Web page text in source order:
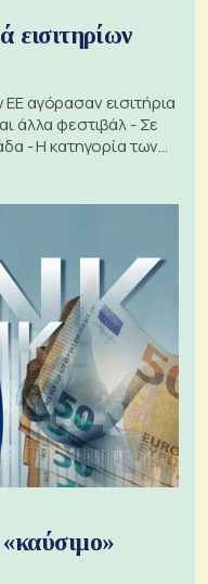
εισιτηρίων
αγόρασαν εισιτήρια
άλλα φεστιβάλ - Σε
- Η κατηγορία των